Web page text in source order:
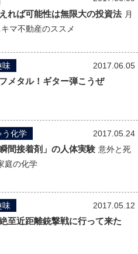
れば可能性は無限大の投資法 月
マ不動産のススメ
2017.06.05
味
メタル！ギター弾こうぜ
2017.05.24
う化学
瞬間接着剤」の人体実験 意外と死
庭の化学
2017.05.12
味
至近距離銃撃戦に行って来た